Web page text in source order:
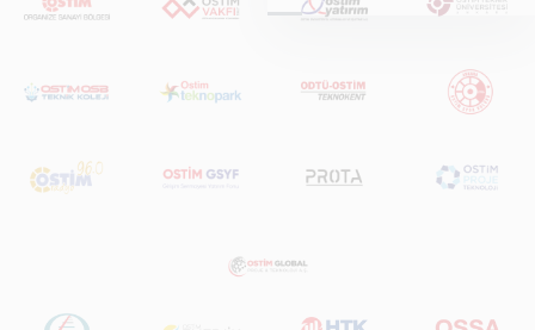
hazırlanan "Raylı
Perspektif – Sektör
genelindeki raylı
ve gelecek